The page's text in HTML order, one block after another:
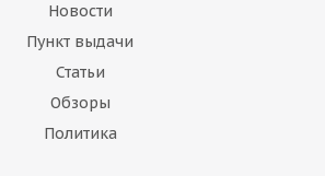
Новости
Пункт выдачи
Статьи
Обзоры
Политика